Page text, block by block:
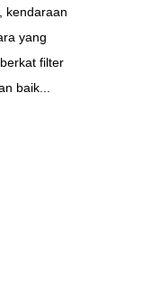
kendaraan
yang
filter
baik...